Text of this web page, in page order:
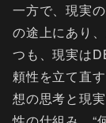
一方で、現実
の途上にあり
つも、現実は
頼性を立て直
想の思考と現